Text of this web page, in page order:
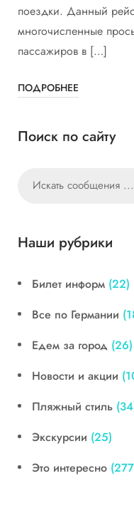
поездки. Данный
многочисленные
пассажиров в […]
ПОДРОБНЕЕ
Поиск по сайту
Наши рубрики
Билет информ (22)
Все по Германии
Едем за город (26)
Новости и акции
Пляжный стиль
Экскурсии (25)
Это интересно